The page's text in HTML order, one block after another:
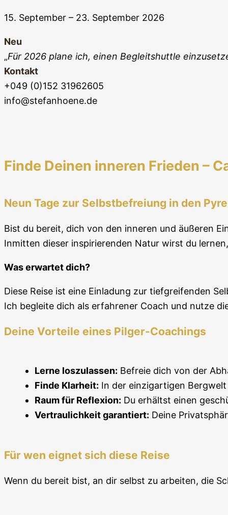
15. September – 23. September 2026
Neu
„Für 2026 plane ich, einen Begleitshuttle
Kontakt
+049 (0)152 31962605
info@stefanhoene.de
Finde Deinen inneren Frieden –
Neun Tage zur Selbstbefreiung in den
Bist du bereit, dich von den inneren und äußeren
Inmitten dieser inspirierenden Natur wirst du
Was erwartet dich?
Diese Reise ist eine Einladung zur tiefgreifenden
Ich begleite dich als erfahrener Coach und nutze
Deine Vorteile eines Pilger-Coachings
Lerne loszulassen: Befreie dich von der
Finde Klarheit: In der einzigartigen
Raum für Reflexion: Du erhältst einen
Vertraulichkeit garantiert: Deine
Für wen eignet sich diese Reise
Wenn du bereit bist, an dir selbst zu arbeiten, die